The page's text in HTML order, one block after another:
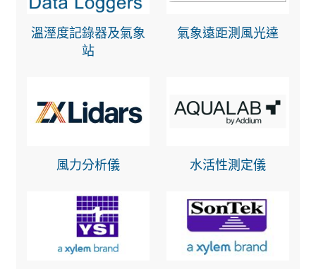
溫溼度記錄器及氣象
站
氣象遠距測風光達
風力分析儀 水活性測定儀